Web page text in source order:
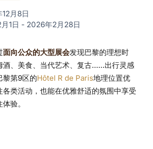
月巴黎贸易展
共博览会：从
de Paris出发
感
月8日
1日 - 2026年2月28日
面向公众的大型展会发现巴黎的理想时
酒、美食、当代艺术、复古……出行灵感
黎第9区的Hôtel R de Paris地理位置优
各类活动，也能在优雅舒适的氛围中享受
验。